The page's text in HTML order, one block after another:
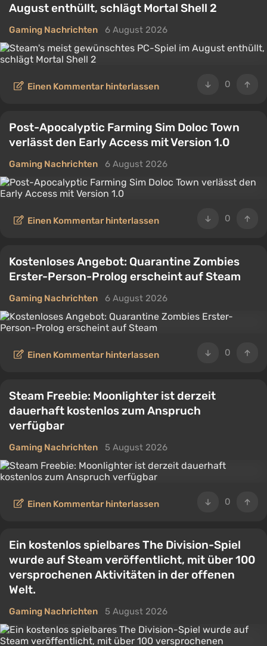
August enthüllt, schlägt Mortal Shell 2
Gaming Nachrichten 6 August 2026
0
Einen Kommentar hinterlassen
Post-Apocalyptic Farming Sim Doloc Town
verlässt den Early Access mit Version 1.0
Gaming Nachrichten 6 August 2026
0
Einen Kommentar hinterlassen
Kostenloses Angebot: Quarantine Zombies
Erster-Person-Prolog erscheint auf Steam
Gaming Nachrichten 6 August 2026
0
Einen Kommentar hinterlassen
Steam Freebie: Moonlighter ist derzeit
dauerhaft kostenlos zum Anspruch
verfügbar
Gaming Nachrichten 5 August 2026
0
Einen Kommentar hinterlassen
Ein kostenlos spielbares The Division-Spiel
wurde auf Steam veröffentlicht, mit über 100
versprochenen Aktivitäten in der offenen
Welt.
Gaming Nachrichten 5 August 2026